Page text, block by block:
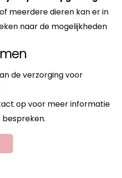
meerdere dieren kan er in
naar de mogelijkheden
de verzorging voor
op voor meer informatie